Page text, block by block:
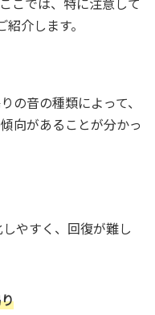
介します。
の音の種類によって、
向があることが分かっ
しやすく、回復が難し